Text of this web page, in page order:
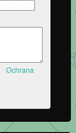
Ochrana